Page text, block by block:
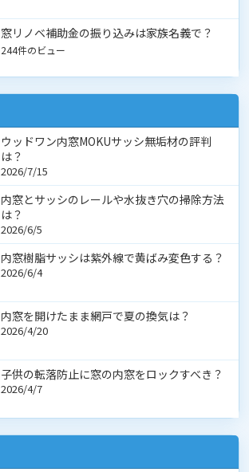
窓リノベ補助金の振り込みは家族名義で？
244件のビュー
ウッドワン内窓MOKUサッシ無垢材の評判
は？
2026/7/15
内窓とサッシのレールや水抜き穴の掃除方法
は？
2026/6/5
内窓樹脂サッシは紫外線で黄ばみ変色する？
2026/6/4
内窓を開けたまま網戸で夏の換気は？
2026/4/20
子供の転落防止に窓の内窓をロックすべき？
2026/4/7